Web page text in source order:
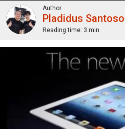
Author
Pladidus Santoso
Reading time: 3 min